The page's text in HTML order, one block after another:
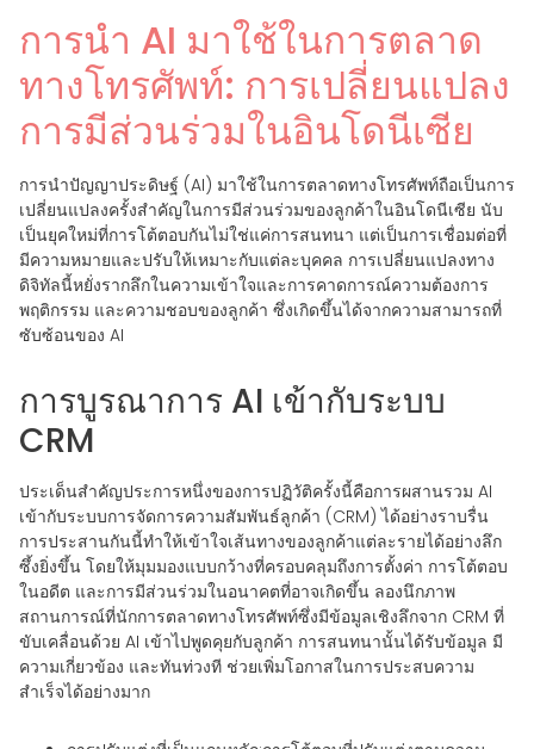
การนำ AI มาใช้ในการตลาด
ทางโทรศัพท์: การเปลี่ยนแปลง
การมีส่วนร่วมในอินโดนีเซีย
การนำปัญญาประดิษฐ์ (AI) มาใช้ในการตลาดทางโทรศัพท์ถือเป็นการ
เปลี่ยนแปลงครั้งสำคัญในการมีส่วนร่วมของลูกค้าในอินโดนีเซีย นับ
เป็นยุคใหม่ที่การโต้ตอบกันไม่ใช่แค่การสนทนา แต่เป็นการเชื่อมต่อที่
มีความหมายและปรับให้เหมาะกับแต่ละบุคคล การเปลี่ยนแปลงทาง
ดิจิทัลนี้หยั่งรากลึกในความเข้าใจและการคาดการณ์ความต้องการ
พฤติกรรม และความชอบของลูกค้า ซึ่งเกิดขึ้นได้จากความสามารถที่
ซับซ้อนของ AI
การบูรณาการ AI เข้ากับระบบ
CRM
ประเด็นสำคัญประการหนึ่งของการปฏิวัติครั้งนี้คือการผสานรวม AI
เข้ากับระบบการจัดการความสัมพันธ์ลูกค้า (CRM) ได้อย่างราบรื่น
การประสานกันนี้ทำให้เข้าใจเส้นทางของลูกค้าแต่ละรายได้อย่างลึก
ซึ้งยิ่งขึ้น โดยให้มุมมองแบบกว้างที่ครอบคลุมถึงการตั้งค่า การโต้ตอบ
ในอดีต และการมีส่วนร่วมในอนาคตที่อาจเกิดขึ้น ลองนึกภาพ
สถานการณ์ที่นักการตลาดทางโทรศัพท์ซึ่งมีข้อมูลเชิงลึกจาก CRM ที่
ขับเคลื่อนด้วย AI เข้าไปพูดคุยกับลูกค้า การสนทนานั้นได้รับข้อมูล มี
ความเกี่ยวข้อง และทันท่วงที ช่วยเพิ่มโอกาสในการประสบความ
สำเร็จได้อย่างมาก